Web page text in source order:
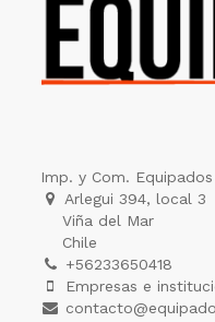
Imp. y Com. Equipados
Arlegui 394, local 3
Viña del Mar
Chile
+56233650418
Empresas e